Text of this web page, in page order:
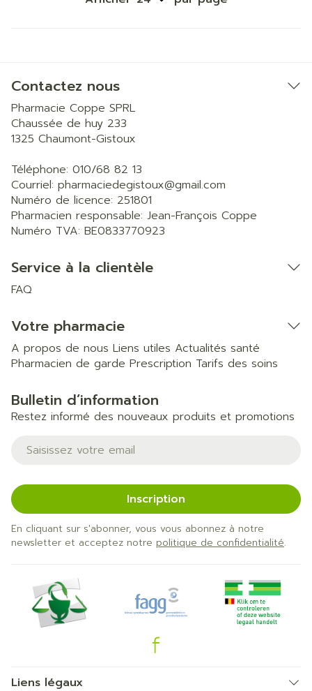
Contactez nous
Pharmacie Coppe SPRL
Chaussée de huy 233
1325 Chaumont-Gistoux
Téléphone: 010/68 82 13
Courriel: pharmaciedegistoux@gmail.com
Numéro de licence: 251801
Pharmacien responsable: Jean-François Coppe
Numéro TVA: BE0833770923
Service à la clientèle
FAQ
Votre pharmacie
A propos de nous Liens utiles Actualités santé
Pharmacien de garde Prescription Tarifs des soins
Bulletin d’information
Restez informé des nouveaux produits et promotions
Adresse mail
Inscription
En cliquant sur s'abonner, vous vous abonnez à notre
newsletter et acceptez notre politique de confidentialité.
Liens légaux